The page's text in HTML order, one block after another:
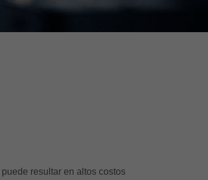
resultar en altos costos